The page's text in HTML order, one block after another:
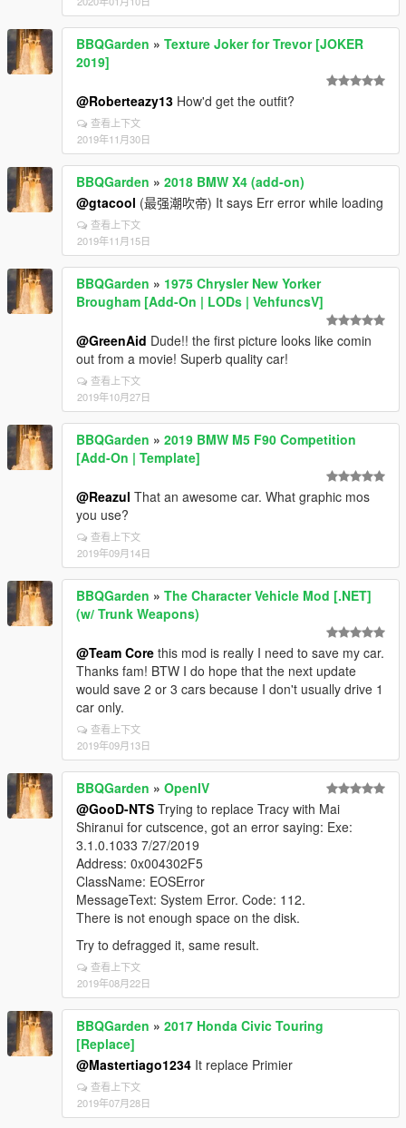
BBQGarden » Texture Joker for Trevor [JOKER
2019]
@Roberteazy13 How'd get the outfit?
查看上下文
2019年11月30日
BBQGarden » 2018 BMW X4 (add-on)
@gtacool (最强潮吹帝) It says Err error while loading
查看上下文
2019年11月15日
BBQGarden » 1975 Chrysler New Yorker
Brougham [Add-On | LODs | VehfuncsV]
@GreenAid Dude!! the first picture looks like comin
out from a movie! Superb quality car!
查看上下文
2019年10月27日
BBQGarden » 2019 BMW M5 F90 Competition
[Add-On | Template]
@Reazul That an awesome car. What graphic mos
you use?
查看上下文
2019年09月14日
BBQGarden » The Character Vehicle Mod [.NET]
(w/ Trunk Weapons)
@Team Core this mod is really I need to save my car.
Thanks fam! BTW I do hope that the next update
would save 2 or 3 cars because I don't usually drive 1
car only.
查看上下文
2019年09月13日
BBQGarden » OpenIV
@GooD-NTS Trying to replace Tracy with Mai
Shiranui for cutscence, got an error saying: Exe:
3.1.0.1033 7/27/2019
Address: 0x004302F5
ClassName: EOSError
MessageText: System Error. Code: 112.
There is not enough space on the disk.
Try to defragged it, same result.
查看上下文
2019年08月22日
BBQGarden » 2017 Honda Civic Touring
[Replace]
@Mastertiago1234 It replace Primier
查看上下文
2019年07月28日